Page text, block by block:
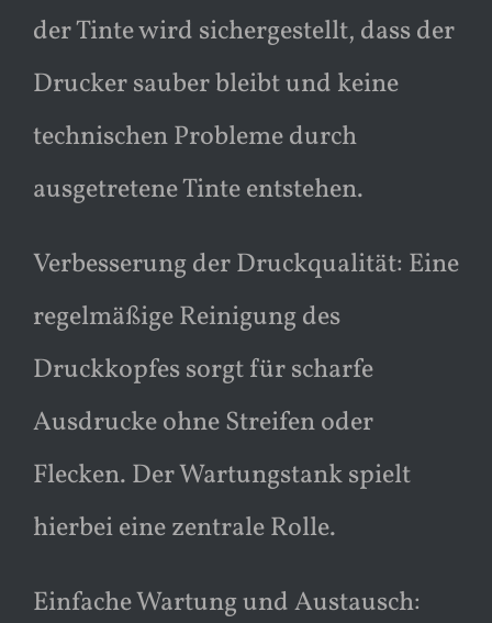
der Tinte wird sichergestellt, dass der
Drucker sauber bleibt und keine
technischen Probleme durch
ausgetretene Tinte entstehen.
Verbesserung der Druckqualität: Eine
regelmäßige Reinigung des
Druckkopfes sorgt für scharfe
Ausdrucke ohne Streifen oder
Flecken. Der Wartungstank spielt
hierbei eine zentrale Rolle.
Einfache Wartung und Austausch: